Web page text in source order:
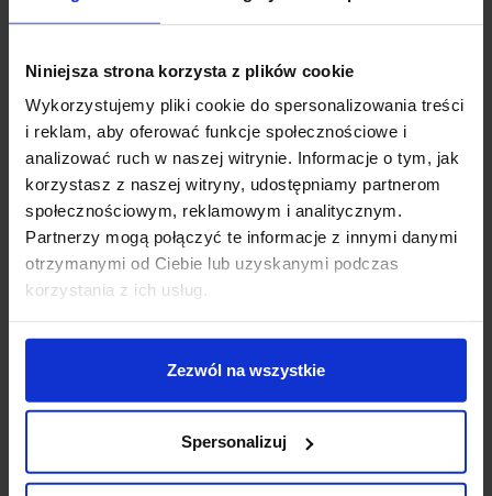
Niniejsza strona korzysta z plików cookie
Wykorzystujemy pliki cookie do spersonalizowania treści
i reklam, aby oferować funkcje społecznościowe i
analizować ruch w naszej witrynie. Informacje o tym, jak
korzystasz z naszej witryny, udostępniamy partnerom
społecznościowym, reklamowym i analitycznym.
Partnerzy mogą połączyć te informacje z innymi danymi
otrzymanymi od Ciebie lub uzyskanymi podczas
korzystania z ich usług.
Zezwól na wszystkie
Spersonalizuj
Parametry:
wysokość(cm): 7
szerokość (cm): 11
głębokość (cm): 6
ilość źródeł: 1
rodzaj trzonka: LED zintegrowany
max moc źródła: 3W
strumień światła: 270lm
możliwość ściemniania: nie
kolor lampy: biały, szary
materiał: aluminium